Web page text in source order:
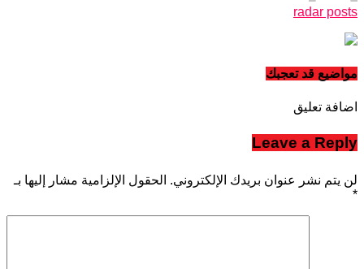
radar posts
مواضيع قد تعجبك
اضافة تعليق
Leave a Reply
لن يتم نشر عنوان بريدك الإلكتروني. الحقول الإلزامية مشار إليها بـ
*